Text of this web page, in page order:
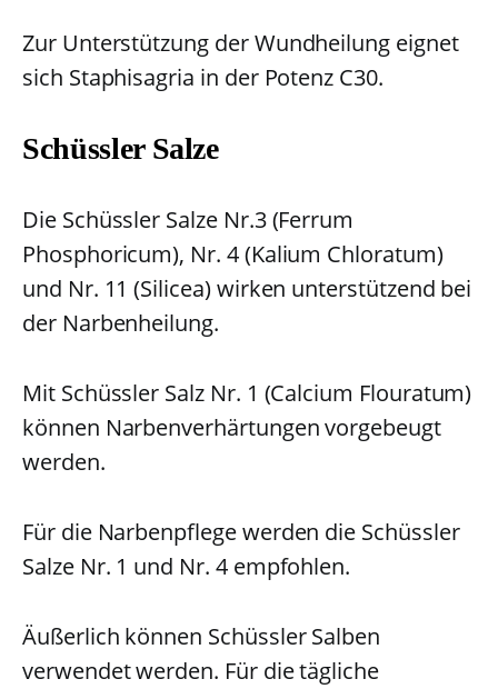
Zur Unterstützung der Wundheilung eignet
sich Staphisagria in der Potenz C30.
Schüssler Salze
Die Schüssler Salze Nr.3 (Ferrum
Phosphoricum), Nr. 4 (Kalium Chloratum)
und Nr. 11 (Silicea) wirken unterstützend bei
der Narbenheilung.
Mit Schüssler Salz Nr. 1 (Calcium Flouratum)
können Narbenverhärtungen vorgebeugt
werden.
Für die Narbenpflege werden die Schüssler
Salze Nr. 1 und Nr. 4 empfohlen.
Äußerlich können Schüssler Salben
verwendet werden. Für die tägliche